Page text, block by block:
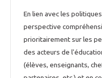
En lien avec les
perspective
prioritairement sur les
des acteurs de
(élèves, enseignants,